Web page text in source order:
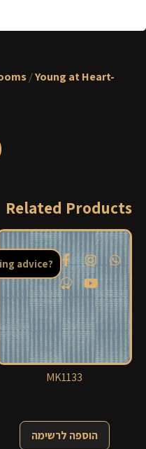
/Young at Heart-
Related Products
MK1133
הוספה לרשימה
advice?